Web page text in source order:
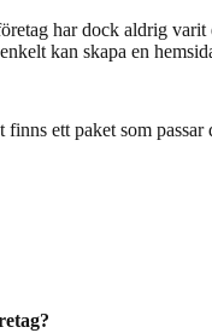
har dock aldrig
kan skapa en
ett paket som passar